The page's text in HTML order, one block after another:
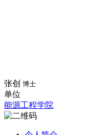
张创 博士
单位
能源工程学院